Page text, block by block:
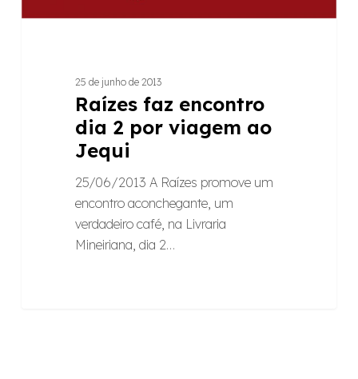
25 de junho de 2013
Raízes faz encontro
dia 2 por viagem ao
Jequi
25/06/2013 A Raízes promove um
encontro aconchegante, um
verdadeiro café, na Livraria
Mineiriana, dia 2…